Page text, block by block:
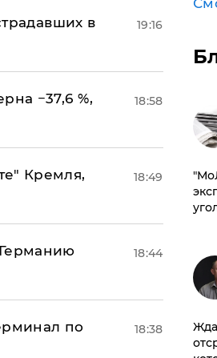
в
19:16
−37,6 %,
18:58
Кремля,
18:49
18:44
по
18:38